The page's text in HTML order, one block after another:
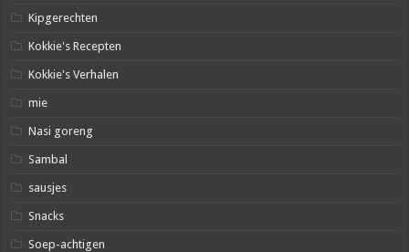
Kipgerechten
Kokkie's Recepten
Kokkie's Verhalen
mie
Nasi goreng
Sambal
sausjes
Snacks
Soep-achtigen